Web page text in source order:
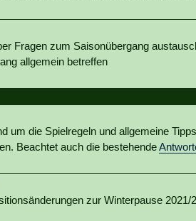
Fragen zum Saisonübergang
allgemein betreffen
um die Spielregeln und allgemeine
Beachtet auch die bestehende
zur Winterpause 2021/